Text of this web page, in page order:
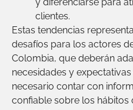
y diferenciarse para
clientes.
Estas tendencias
desafíos para los actores
Colombia, que deberán
necesidades y
necesario contar con
confiable sobre los